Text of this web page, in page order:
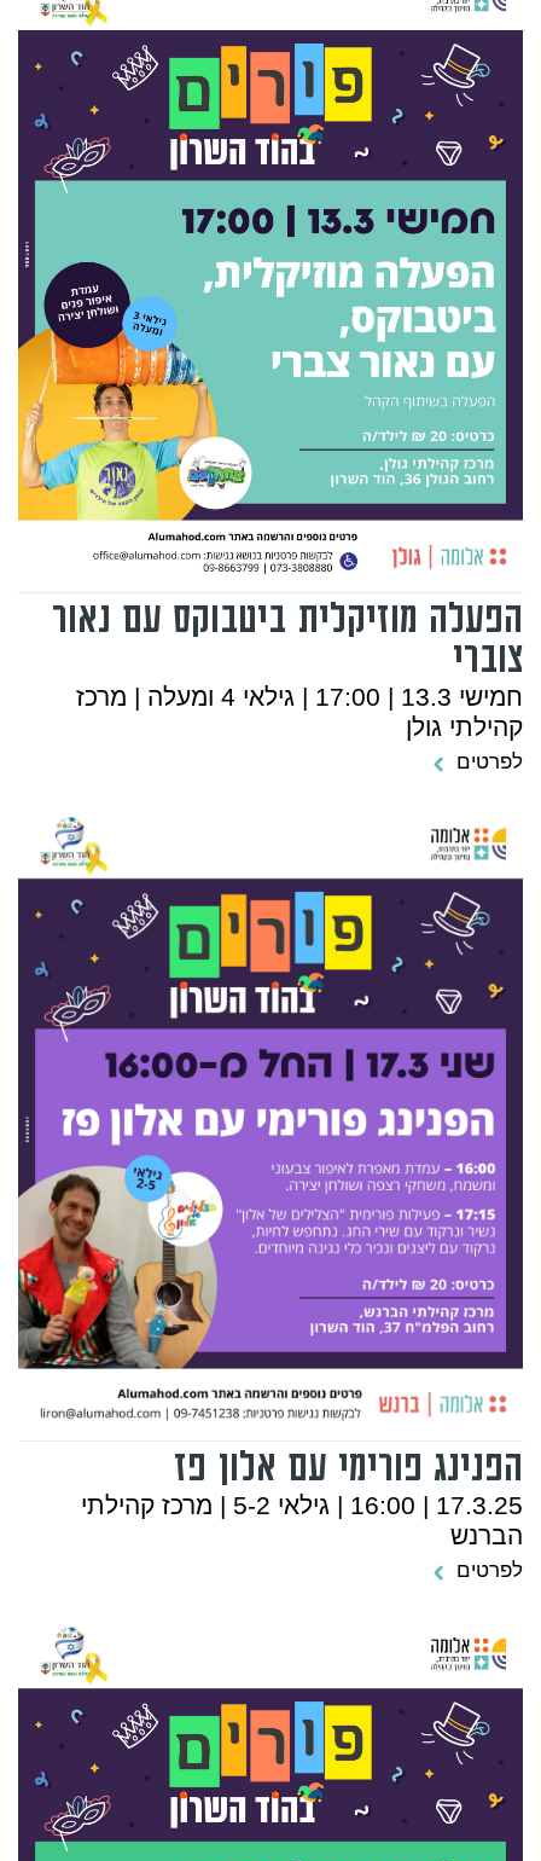
הפעלה מוזיקלית ביטבוקס עם נאור
צוברי
חמישי 13.3 | 17:00 | גילאי 4 ומעלה | מרכז
קהילתי גולן
לפרטים
הפנינג פורימי עם אלון פז
17.3.25 | 16:00 | גילאי 5-2 | מרכז קהילתי
הברנש
לפרטים